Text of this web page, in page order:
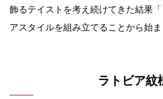
飾るテイストを考え続けてきた結果
アスタイルを組み立てることから始
ラトビア紋